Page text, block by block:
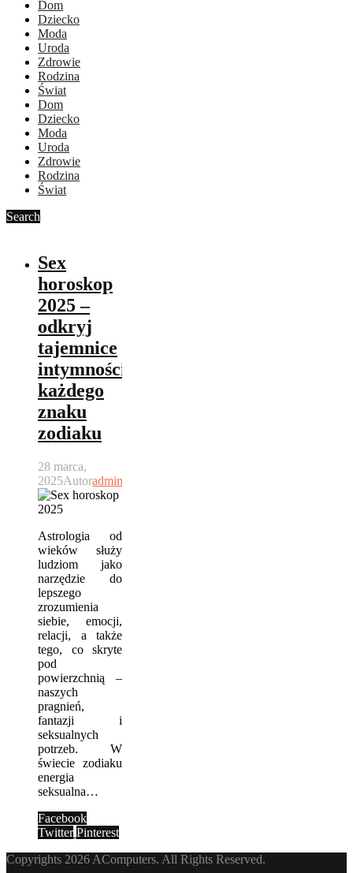
Dom
Dziecko
Moda
Uroda
Zdrowie
Rodzina
Świat
Dom
Dziecko
Moda
Uroda
Zdrowie
Rodzina
Świat
Search
Sex
horoskop
2025 –
odkryj
tajemnice
intymności
każdego
znaku
zodiaku
28 marca,
2025Autoradmin
Astrologia od
wieków służy
ludziom jako
narzędzie do
lepszego
zrozumienia
siebie, emocji,
relacji, a także
tego, co skryte
pod
powierzchnią –
naszych
pragnień,
fantazji i
seksualnych
potrzeb. W
świecie zodiaku
energia
seksualna…
Facebook
Twitter Pinterest
Copyrights 2026 AComputers. All Rights Reserved.